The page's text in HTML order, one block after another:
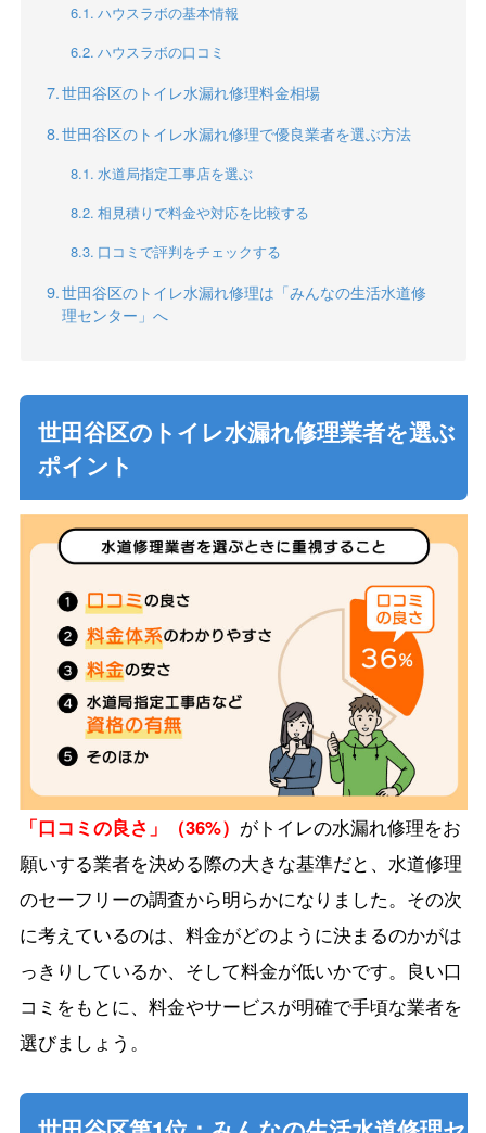
ハウスラボの基本情報
ハウスラボの口コミ
世田谷区のトイレ水漏れ修理料金相場
世田谷区のトイレ水漏れ修理で優良業者を選ぶ方法
水道局指定工事店を選ぶ
相見積りで料金や対応を比較する
口コミで評判をチェックする
世田谷区のトイレ水漏れ修理は「みんなの生活水道修
理センター」へ
世田谷区のトイレ水漏れ修理業者を選ぶ
ポイント
「口コミの良さ」（36%） がトイレの水漏れ修理をお
願いする業者を決める際の大きな基準だと、水道修理
のセーフリーの調査から明らかになりました。その次
に考えているのは、料金がどのように決まるのかがは
っきりしているか、そして料金が低いかです。良い口
コミをもとに、料金やサービスが明確で手頃な業者を
選びましょう。